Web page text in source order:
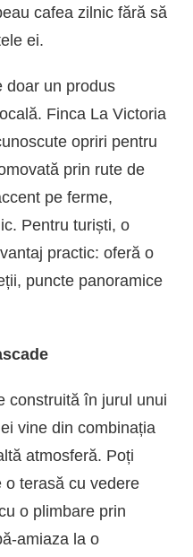
cafea zilnic fără să
ei.
doar un produs
Finca La Victoria
opriri pentru
prin rute de
pe ferme,
Pentru turiști, o
practic: oferă o
puncte panoramice
construită în jurul unui
vine din combinația
atmosferă. Poți
terasă cu vedere
o plimbare prin
amiaza la o